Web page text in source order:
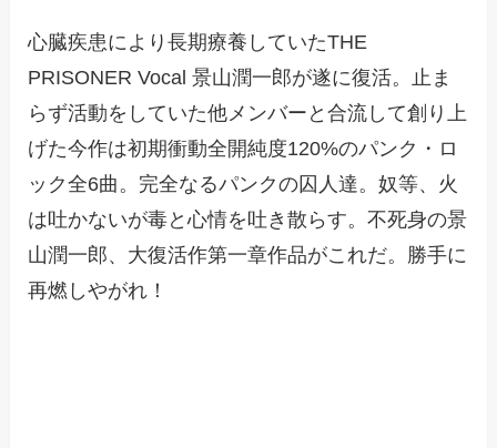
心臓疾患により長期療養していたTHE
PRISONER Vocal 景山潤一郎が遂に復活。止ま
らず活動をしていた他メンバーと合流して創り上
げた今作は初期衝動全開純度120%のパンク・ロ
ック全6曲。完全なるパンクの囚人達。奴等、火
は吐かないが毒と心情を吐き散らす。不死身の景
山潤一郎、大復活作第一章作品がこれだ。勝手に
再燃しやがれ！